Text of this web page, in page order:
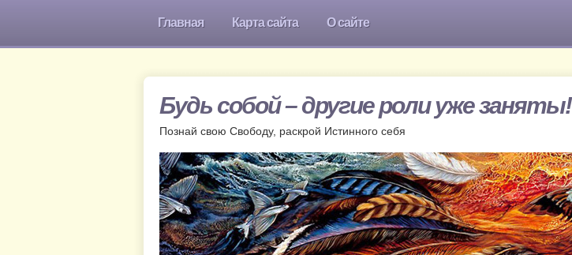
Главная Карта сайта О сайте
Будь собой – другие роли уже заняты!
Познай свою Свободу, раскрой Истинного себя